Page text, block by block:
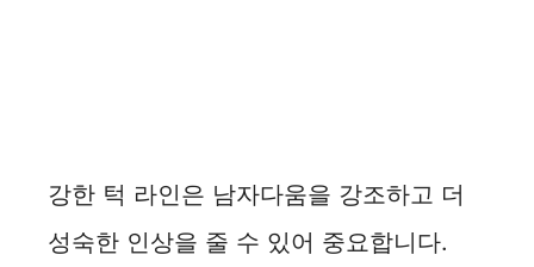
강한 턱 라인은 남자다움을 강조하고 더
성숙한 인상을 줄 수 있어 중요합니다.